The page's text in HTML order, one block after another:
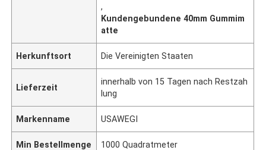
,
Kundengebundene 40mm Gummim
atte
Herkunftsort Die Vereinigten Staaten
Lieferzeit
innerhalb von 15 Tagen nach Restzah
lung
Markenname USAWEGI
Min Bestellmenge 1000 Quadratmeter